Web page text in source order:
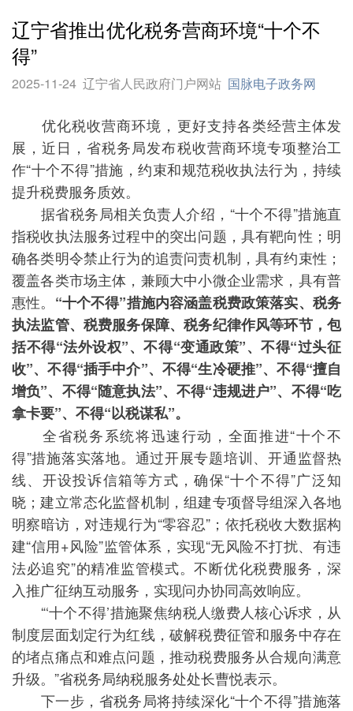
辽宁省推出优化税务营商环境“十个不
得”
2025-11-24 辽宁省人民政府门户网站 国脉电子政务网
优化税收营商环境，更好支持各类经营主体发
展，近日，省税务局发布税收营商环境专项整治工
作“十个不得”措施，约束和规范税收执法行为，持续
提升税费服务质效。
据省税务局相关负责人介绍，“十个不得”措施直
指税收执法服务过程中的突出问题，具有靶向性；明
确各类明令禁止行为的追责问责机制，具有约束性；
覆盖各类市场主体，兼顾大中小微企业需求，具有普
惠性。 “十个不得”措施内容涵盖税费政策落实、税务
执法监管、税费服务保障、税务纪律作风等环节，包
括不得“法外设权”、不得“变通政策”、不得“过头征
收”、不得“插手中介”、不得“生冷硬推”、不得“擅自
增负”、不得“随意执法”、不得“违规进户”、不得“吃
拿卡要”、不得“以税谋私”。
全省税务系统将迅速行动，全面推进“十个不
得”措施落实落地。通过开展专题培训、开通监督热
线、开设投诉信箱等方式，确保“十个不得”广泛知
晓；建立常态化监督机制，组建专项督导组深入各地
明察暗访，对违规行为“零容忍”；依托税收大数据构
建“信用+风险”监管体系，实现“无风险不打扰、有违
法必追究”的精准监管模式。不断优化税费服务，深
入推广征纳互动服务，实现问办协同高效响应。
“‘十个不得’措施聚焦纳税人缴费人核心诉求，从
制度层面划定行为红线，破解税费征管和服务中存在
的堵点痛点和难点问题，推动税费服务从合规向满意
升级。”省税务局纳税服务处处长曹悦表示。
下一步，省税务局将持续深化“十个不得”措施落